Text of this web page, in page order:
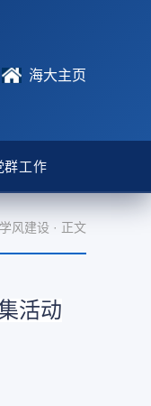
海大主页
群工作
学风建设 · 正文
活动